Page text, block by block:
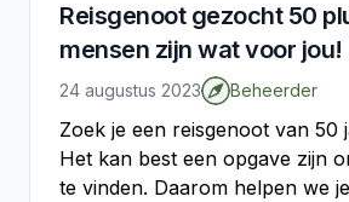
Reisgenoot gezocht 50
mensen zijn wat voor jou!
24 augustus 2023 Beheerder
Zoek je een reisgenoot van 50
Het kan best een opgave zijn
te vinden. Daarom helpen we